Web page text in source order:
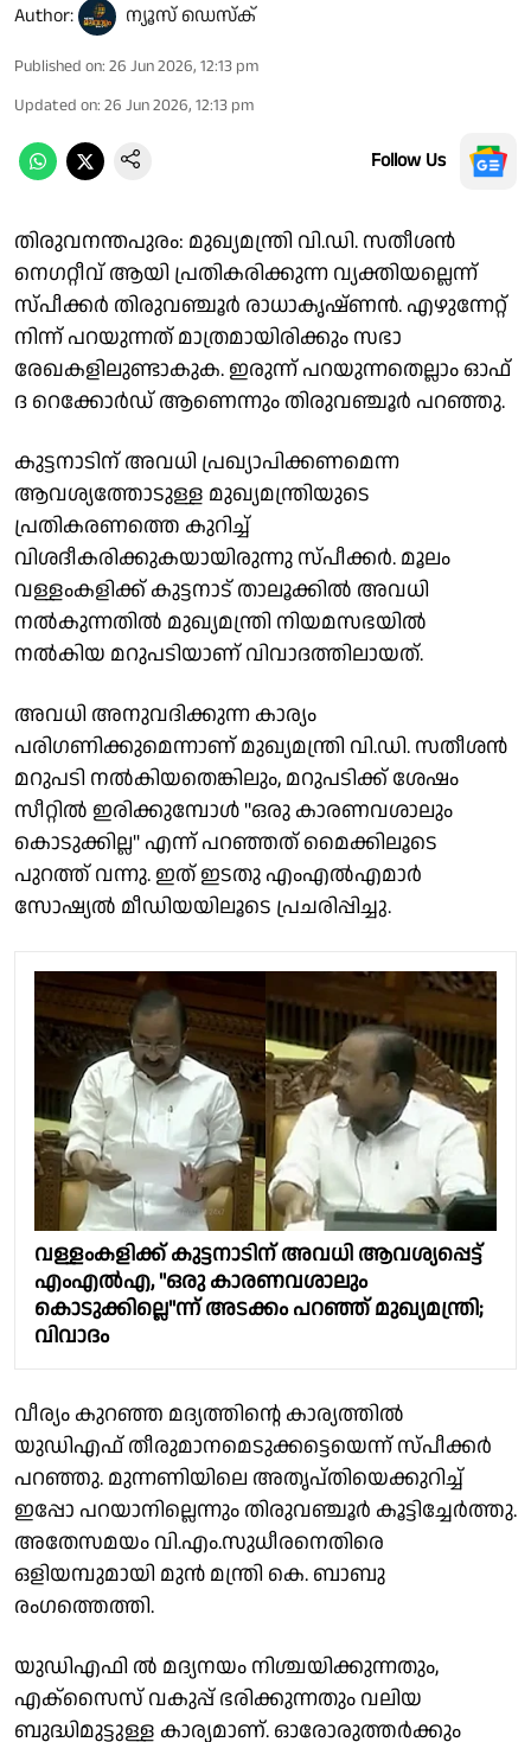
Author: ന്യൂസ് ഡെസ്ക്
Published on: 26 Jun 2026, 12:13 pm
Updated on: 26 Jun 2026, 12:13 pm
Follow Us
തിരുവനന്തപുരം: മുഖ്യമന്ത്രി വി.ഡി. സതീശൻ
നെഗറ്റീവ് ആയി പ്രതികരിക്കുന്ന വ്യക്തിയല്ലെന്ന്
സ്പീക്കർ തിരുവഞ്ചൂർ രാധാകൃഷ്ണൻ. എഴുന്നേറ്റ്
നിന്ന് പറയുന്നത് മാത്രമായിരിക്കും സഭാ
രേഖകളിലുണ്ടാകുക. ഇരുന്ന് പറയുന്നതെല്ലാം ഓഫ്
ദ റെക്കോർഡ് ആണെന്നും തിരുവഞ്ചൂർ പറഞ്ഞു.
കുട്ടനാടിന് അവധി പ്രഖ്യാപിക്കണമെന്ന
ആവശ്യത്തോടുള്ള മുഖ്യമന്ത്രിയുടെ
പ്രതികരണത്തെ കുറിച്ച്
വിശദീകരിക്കുകയായിരുന്നു സ്പീക്കർ. മൂലം
വള്ളംകളിക്ക് കുട്ടനാട് താലൂക്കിൽ അവധി
നൽകുന്നതിൽ മുഖ്യമന്ത്രി നിയമസഭയിൽ
നൽകിയ മറുപടിയാണ് വിവാദത്തിലായത്.
അവധി അനുവദിക്കുന്ന കാര്യം
പരിഗണിക്കുമെന്നാണ് മുഖ്യമന്ത്രി വി.ഡി. സതീശൻ
മറുപടി നൽകിയതെങ്കിലും, മറുപടിക്ക് ശേഷം
സീറ്റിൽ ഇരിക്കുമ്പോൾ "ഒരു കാരണവശാലും
കൊടുക്കില്ല" എന്ന് പറഞ്ഞത് മൈക്കിലൂടെ
പുറത്ത് വന്നു. ഇത് ഇടതു എംഎൽഎമാർ
സോഷ്യൽ മീഡിയയിലൂടെ പ്രചരിപ്പിച്ചു.
വള്ളംകളിക്ക് കുട്ടനാടിന് അവധി ആവശ്യപ്പെട്ട്
എംഎൽഎ, "ഒരു കാരണവശാലും
കൊടുക്കില്ലെ"ന്ന് അടക്കം പറഞ്ഞ് മുഖ്യമന്ത്രി;
വിവാദം
വീര്യം കുറഞ്ഞ മദ്യത്തിൻ്റെ കാര്യത്തിൽ
യുഡിഎഫ് തീരുമാനമെടുക്കട്ടെയെന്ന് സ്പീക്കർ
പറഞ്ഞു. മുന്നണിയിലെ അതൃപ്തിയെക്കുറിച്ച്
ഇപ്പോ പറയാനില്ലെന്നും തിരുവഞ്ചൂർ കൂട്ടിച്ചേർത്തു.
അതേസമയം വി.എം.സുധീരനെതിരെ
ഒളിയമ്പുമായി മുൻ മന്ത്രി കെ. ബാബു
രംഗത്തെത്തി.
യുഡിഎഫി ൽ മദ്യനയം നിശ്ചയിക്കുന്നതും,
എക്സൈസ് വകുപ്പ് ഭരിക്കുന്നതും വലിയ
ബുദ്ധിമുട്ടുള്ള കാര്യമാണ്. ഓരോരുത്തർക്കും